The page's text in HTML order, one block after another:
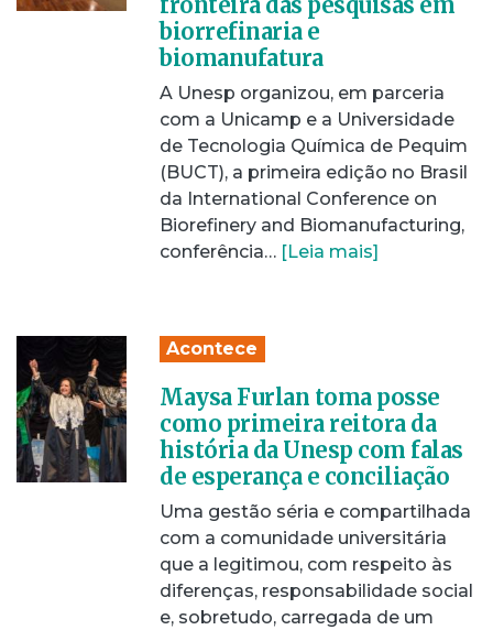
biorrefinaria e
biomanufatura
A Unesp organizou, em parceria
com a Unicamp e a Universidade
de Tecnologia Química de Pequim
(BUCT), a primeira edição no Brasil
da International Conference on
Biorefinery and Biomanufacturing,
conferência… [Leia mais]
Acontece
Maysa Furlan toma posse
como primeira reitora da
história da Unesp com falas
de esperança e conciliação
Uma gestão séria e compartilhada
com a comunidade universitária
que a legitimou, com respeito às
diferenças, responsabilidade social
e, sobretudo, carregada de um